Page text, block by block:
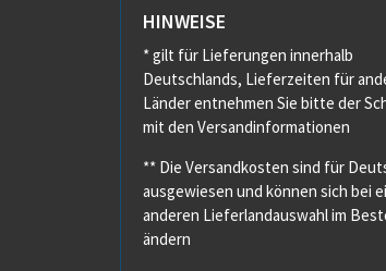
HINWEISE
* gilt für Lieferungen innerhalb
Deutschlands, Lieferzeiten für
Länder entnehmen Sie bitte der
mit den Versandinformationen
** Die Versandkosten sind für
ausgewiesen und können sich bei
anderen Lieferlandauswahl im
ändern